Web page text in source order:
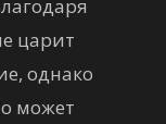
царит
однако
может